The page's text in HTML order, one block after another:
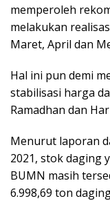
memperoleh
melakukan
Maret, April dan
Hal ini pun demi
stabilisasi harga
Ramadhan dan
Menurut laporan
2021, stok daging
BUMN masih
6.998,69 ton